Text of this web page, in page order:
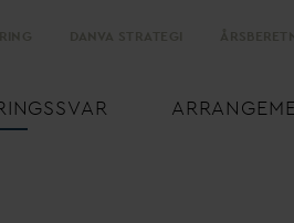
VAR